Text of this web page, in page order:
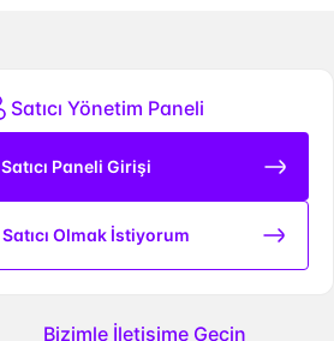
Satıcı Yönetim Paneli
Satıcı Paneli Girişi
Satıcı Olmak İstiyorum
Bizimle İletişime Geçin